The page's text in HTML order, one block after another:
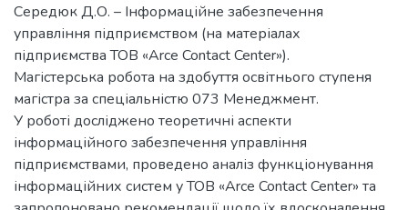
Середюк Д.О. – Інформаційне забезпечення
управління підприємством (на матеріалах
підприємства ТОВ «Arce Contact Center»).
Магістерська робота на здобуття освітнього ступеня
магістра за спеціальністю 073 Менеджмент.
У роботі досліджено теоретичні аспекти
інформаційного забезпечення управління
підприємствами, проведено аналіз функціонування
інформаційних систем у ТОВ «Arce Contact Center» та